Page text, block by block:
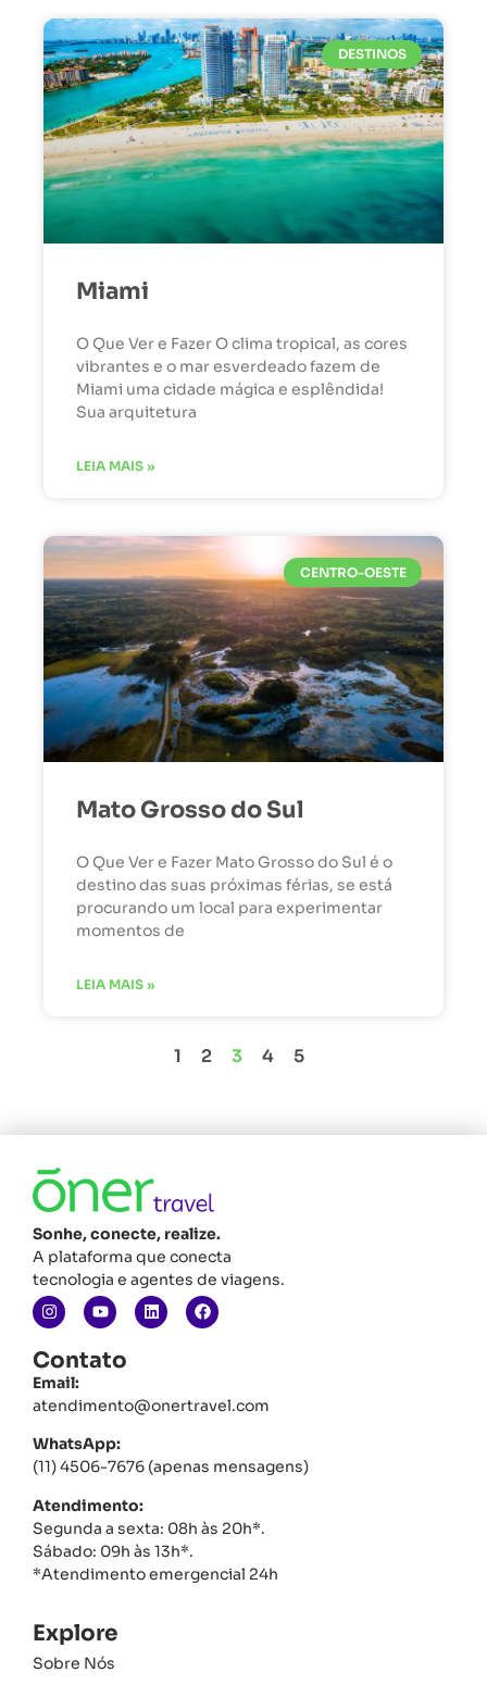
DESTINOS
Miami
O Que Ver e Fazer O clima tropical, as cores
vibrantes e o mar esverdeado fazem de
Miami uma cidade mágica e esplêndida!
Sua arquitetura
LEIA MAIS »
CENTRO-OESTE
Mato Grosso do Sul
O Que Ver e Fazer Mato Grosso do Sul é o
destino das suas próximas férias, se está
procurando um local para experimentar
momentos de
LEIA MAIS »
1 2 3 4 5
Sonhe, conecte, realize.
A plataforma que conecta
tecnologia e agentes de viagens.
Contato
Email:
atendimento@onertravel.com
WhatsApp:
(11) 4506-7676 (apenas mensagens)
Atendimento:
Segunda a sexta: 08h às 20h*.
Sábado: 09h às 13h*.
*Atendimento emergencial 24h
Explore
Sobre Nós